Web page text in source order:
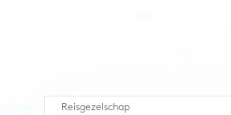
Reisgezelschap